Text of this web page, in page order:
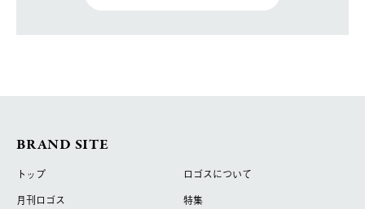
BRAND SITE
トップ
ロゴスについて
月刊ロゴス
特集